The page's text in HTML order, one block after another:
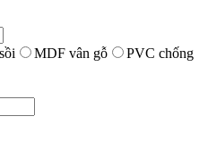
MDF vân gỗ
PVC chống